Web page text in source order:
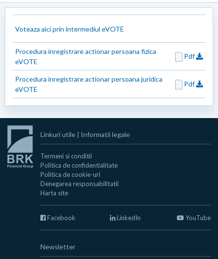
Voteaza aici prin intermediul eVOTE
Procedura inregistrare actionar persoana fizica
eVOTE
Pdf
Procedura inregistrare actionar persoana juridica
eVOTE
Pdf
Linkuri utile | Informatii legale
Termeni si conditii
Politica de confidentialitate
Politica de cookie-uri
Denegarea responsabilitatii
Harta site
Facebook LinkedIn YouTube
Newsletter